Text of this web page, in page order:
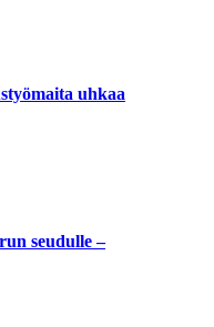
uhkaa
seudulle –